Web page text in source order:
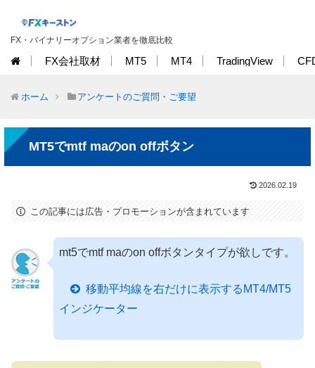
FX・バイナリーオプション業者を徹底比較
FX会社取材 MT5 MT4 TradingView
ホーム アンケートのご質問・ご要望
MT5でmtf maのon offボタン
2026.02.19
この記事には広告・プロモーションが含まれています
mt5でmtf maのon offボタンタイプが欲しです。
移動平均線を右だけに表示するMT4/MT5
インジケーター